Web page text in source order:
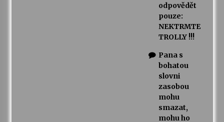
odpovědět
pouze:
NEKTRMTE
TROLLY !!!
Pana s
bohatou
slovni
zasobou
mohu
smazat,
mohu ho